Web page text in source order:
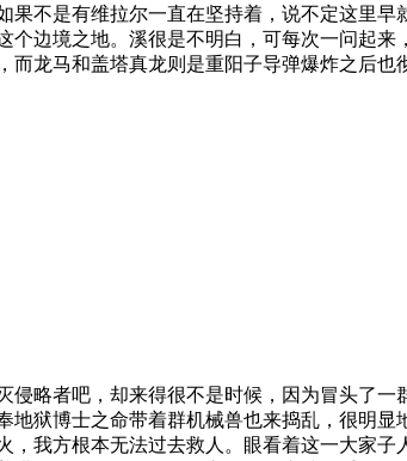
不是有维拉尔一直在坚持着，说不定这里
边境之地。溪很是不明白，可每次一问起来
龙马和盖塔真龙则是重阳子导弹爆炸之后
略者吧，却来得很不是时候，因为冒头了
狱博士之命带着群机械兽也来捣乱，很明
我方根本无法过去救人。眼看着这一大家